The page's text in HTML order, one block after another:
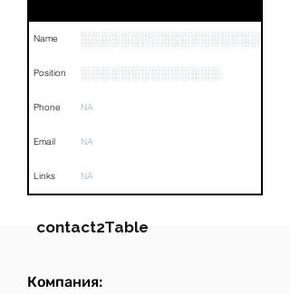
Name
Position ░░░░░░░░░░░░░░
Phone NA
Email NA
Links NA
contact2Table
Field
Компания: